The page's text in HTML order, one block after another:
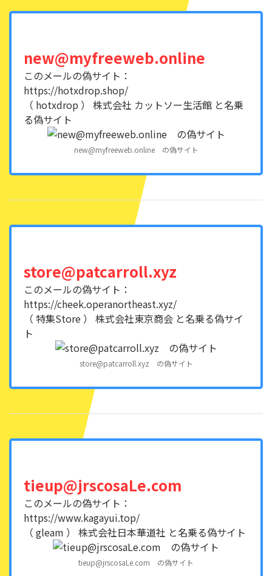
new@myfreeweb.online
このメールの偽サイト：
https://hotxdrop.shop/
（ hotxdrop ） 株式会社 カットソー生活館 と名乗
る偽サイト
new@myfreeweb.online の偽サイト
store@patcarroll.xyz
このメールの偽サイト：
https://cheek.operanortheast.xyz/
（ 特集Store ） 株式会社東京商会 と名乗る偽サイ
ト
store@patcarroll.xyz の偽サイト
tieup@jrscosaLe.com
このメールの偽サイト：
https://www.kagayui.top/
（ gleam ） 株式会社日本華道社 と名乗る偽サイト
tieup@jrscosaLe.com の偽サイト